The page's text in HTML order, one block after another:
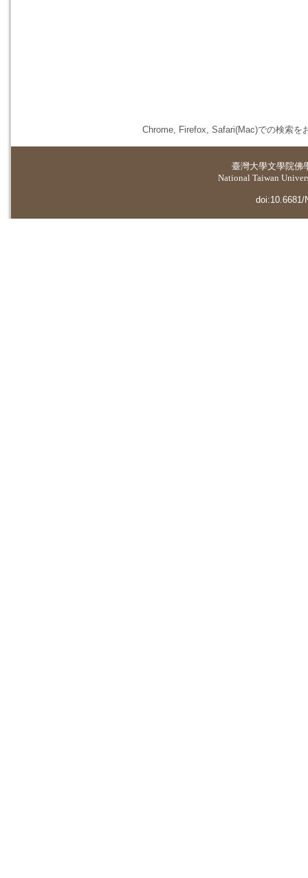
Chrome, Firefox, Safari(Mac)での検索を
臺灣大學文學院佛
National Taiwan
doi:10.6681/